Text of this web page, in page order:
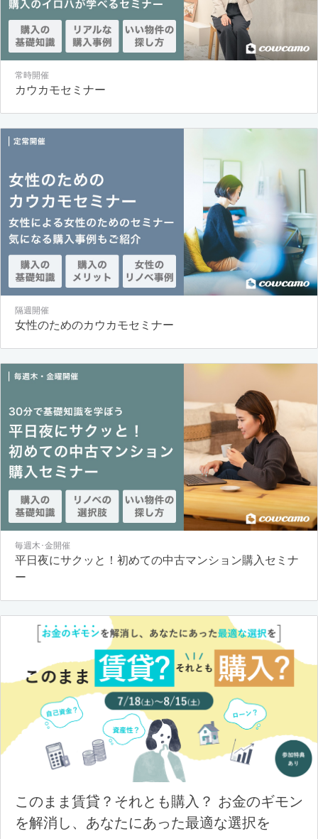
常時開催
カウカモセミナー
隔週開催
女性のためのカウカモセミナー
毎週木･金開催
平日夜にサクッと！初めての中古マンション購入セミナ
ー
このまま賃貸？それとも購入？ お金のギモン
を解消し、あなたにあった最適な選択を